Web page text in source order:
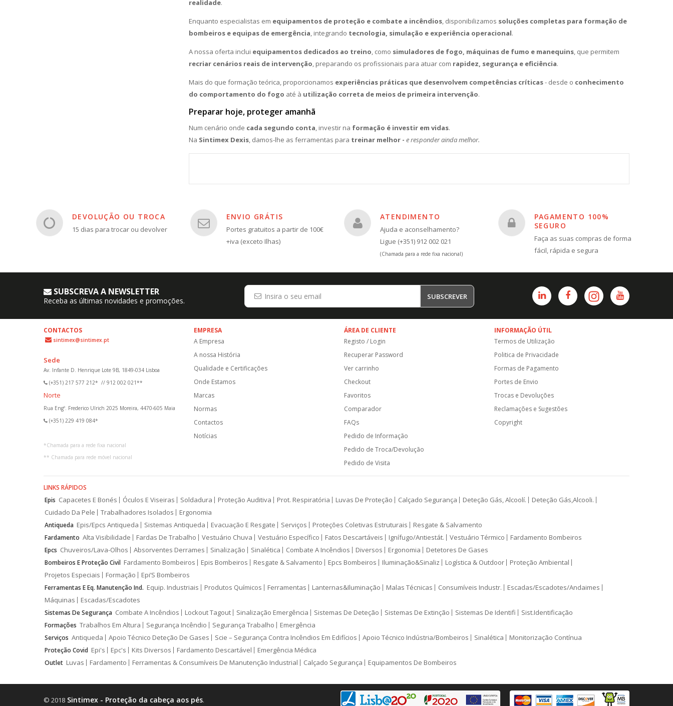
realidade.
Enquanto especialistas em equipamentos de proteção e combate a incêndios, disponibilizamos soluções completas para formação de
bombeiros e equipas de emergência, integrando tecnologia, simulação e experiência operacional.
A nossa oferta inclui equipamentos dedicados ao treino, como simuladores de fogo, máquinas de fumo e manequins, que permitem
recriar cenários reais de intervenção, preparando os profissionais para atuar com rapidez, segurança e eficiência.
Mais do que formação teórica, proporcionamos experiências práticas que desenvolvem competências críticas- desde o conhecimento
do comportamento do fogo até à utilização correta de meios de primeira intervenção.
Preparar hoje, proteger amanhã
Num cenário onde cada segundo conta, investir na formação é investir em vidas.
Na Sintimex Dexis, damos-lhe as ferramentas para treinar melhor - e responder ainda melhor.
DEVOLUÇÃO OU TROCA
15 dias para trocar ou devolver
ENVIO GRÁTIS
Portes gratuitos a partir de 100€
+iva (exceto Ilhas)
ATENDIMENTO
Ajuda e aconselhamento?
Ligue (+351) 912 002 021
(Chamada para a rede fixa nacional)
PAGAMENTO 100%
SEGURO
Faça as suas compras de forma
fácil, rápida e segura
SUBSCREVA A NEWSLETTER
Receba as últimas novidades e promoções. SUBSCREVER
CONTACTOS
sintimex@sintimex.pt
Sede
Av. Infante D. Henrique Lote 9B, 1849-034 Lisboa
(+351) 217 577 212* // 912 002 021**
Norte
Rua Engº. Frederico Ulrich 2025 Moreira, 4470-605 Maia
(+351) 229 419 084*
*Chamada para a rede fixa nacional
** Chamada para rede móvel nacional
EMPRESA
A Empresa
A nossa História
Qualidade e Certificações
Onde Estamos
Marcas
Normas
Contactos
Notícias
ÁREA DE CLIENTE
Registo / Login
Recuperar Password
Ver carrinho
Checkout
Favoritos
Comparador
FAQs
Pedido de Informação
Pedido de Troca/Devolução
Pedido de Visita
INFORMAÇÃO ÚTIL
Termos de Utilização
Politica de Privacidade
Formas de Pagamento
Portes de Envio
Trocas e Devoluções
Reclamações e Sugestões
Copyright
LINKS RÁPIDOS
Epis Capacetes E Bonés Óculos E Viseiras Soldadura Proteção Auditiva Prot. Respiratória Luvas De Proteção Calçado Segurança Deteção Gás, Alcoolí.
Deteção Gás,Alcooli.
Cuidado Da Pele
Trabalhadores Isolados Ergonomia
Antiqueda Epis/Epcs Antiqueda Sistemas Antiqueda Evacuação E Resgate Serviços Proteções Coletivas Estruturais Resgate & Salvamento
Fardamento Alta Visibilidade Fardas De Trabalho Vestuário Chuva Vestuário Específico Fatos Descartáveis Ignífugo/Antiestát. Vestuário Térmico Fardamento Bombeiros
Epcs Chuveiros/Lava-Olhos Absorventes Derrames Sinalização Sinalética Combate A Incêndios Diversos Ergonomia Detetores De Gases
Bombeiros E Proteção Civil Fardamento Bombeiros Epis Bombeiros Resgate & Salvamento Epcs Bombeiros Iluminação&Sinaliz Logística & Outdoor
Proteção Ambiental
Projetos Especiais
Formação Epi’S Bombeiros
Ferramentas E Eq. Manutenção Ind. Equip. Industriais Produtos Químicos Ferramentas Lanternas&Iluminação Malas Técnicas Consumíveis Industr.
Escadas/Escadotes/Andaimes
Máquinas
Escadas/Escadotes
Sistemas De Segurança Combate A Incêndios Lockout Tagout Sinalização Emergência Sistemas De Deteção Sistemas De Extinção Sistemas De Identifi Sist.Identificação
Formações Trabalhos Em Altura Segurança Incêndio Segurança Trabalho Emergência
Serviços Antiqueda Apoio Técnico Deteção De Gases Scie – Segurança Contra Incêndios Em Edifícios Apoio Técnico Indústria/Bombeiros Sinalética Monitorização Contínua
Proteção Covid Epi's Epc's Kits Diversos Fardamento Descartável Emergência Médica
Outlet Luvas Fardamento Ferramentas & Consumíveis De Manutenção Industrial Calçado Segurança Equipamentos De Bombeiros
© 2018 Sintimex - Proteção da cabeça aos pés.